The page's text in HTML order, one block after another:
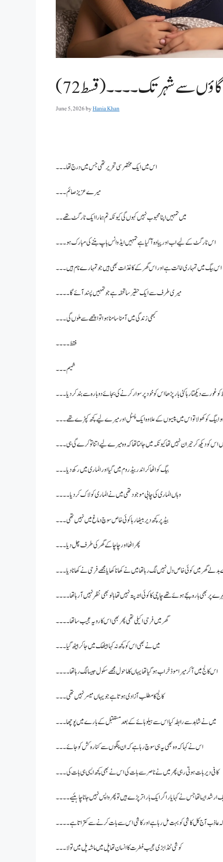
سے شہر تک ۔۔۔۔(قسط 72)
June 5, 2026byHania Khan
اس میں ایک مختصر سی تحریر تھی جس میں درج تھا۔۔۔
میرے عزیز صائم۔۔۔
میں تمہیں اپنا محبوب نہیں کہوں گی کیونکہ تم ہمارا ایک ٹارگٹ تھے۔۔
اس ٹارگٹ کے لیے اب اور پیادہ آ گیا ہے تمہیں ایڈوانس باپ بننے کی مبارک ہو ۔۔۔
اس بیگ میں تمہاری امانت ہے اور اس گھر کے کاغذات بھی ہیں جو تمہارے نام ہیں۔۔۔
میری طرف سے ایک حقیر سا تحفہ ہے جو تمہیں پسند آئے گا۔۔۔۔
کبھی زندگی میں آمنا سامنا ہوا تو اچھے سے ملوں گی۔۔۔
فقط۔۔۔۔
شمیم۔۔۔
غور سے دیکھتا رہا کئی بار پڑھا اس کو خود پر سوار کرنے کی بجائے دوبارہ سے بند کر دیا۔۔۔
بیگ کو کھولا تو اس میں پیسوں کے علاوہ ایک پسٹل اور میرے لیے کچھ کپڑے تھے۔۔۔
اس کو دیکھ کر حیران نہیں تھا کیونکہ میں جانتا تھا کہ وہ میرے لیے اتنا تو کرے گی ہی۔۔۔
بیگ کو اٹھا کر اندر بیڈ روم میں گیا اور الماری میں رکھ دیا ۔۔۔
وہاں الماری کی چابی موجود تھی میں نے الماری کو لاک کر دیا۔۔۔۔
بیڈ پر کچھ دیر بیٹھا رہا کوئی خاص سوچ دماغ میں نہیں تھی۔۔۔
پھر اٹھا اور چاچا کے گھر کی طرف چل دیا۔۔۔
گھر میں کوئی خاص دل نہیں لگ رہا تھا میں نے کھانا کھایا مجھے فرحی نے کھانا دیا۔۔۔
بھی بارہ بجے ہوئے تھے چاچی کا کوئی اتہ پتہ نہیں تھا بالو بھی نظر نہیں آ رہا تھا ۔۔۔۔
گھر میں فرحی اکیلی تھی پھر بھی اس کا رویہ عجیب سا تھا ۔۔۔۔
میں نے بھی اس کو کچھ نہ کہا بیٹھک میں جا کر بیٹھ گیا۔۔۔
اس کالج میں آ کر میرا موڈ خراب ہو گیا تھا یہاں کا ماحول مجھے سکول جیسا لگ رہا تھا۔۔۔۔
کالج کا مطلب آزادی ہوتا ہے جو یہاں میسر نہیں تھی۔۔۔
میں نے شاہد سے رابطہ کیا اس سے ہیلو ہائے کے بعد مستقبل کے بارے میں پوچھا۔۔۔
اس نے کہا کہ وہ بھی یہ ہی سوچ رہا ہے کہ ان پنگوں سے کنارہ کش کو جائے۔۔۔
کافی دیر بات ہوتی رہی پھر میں نے ناصر سے بات کی اس نے بھی کچھ ایسی ہی بات کی ۔۔۔
ارشد ایسا تھا جس نے کہا یار اگر ایک بار اتر پڑے ہیں تو پھر واپس نہیں جانا چاہئیے۔۔۔۔
کہ عاذب آج کل کاشی کو بہت مل رہا ہے اور کاشی اس سے بات کرنے سے کتراتا ہے۔۔۔۔
کوشی ٹنڈا بڑی عجیب فطرت کا انسان تھا پل میں ماشہ پل میں تولا ۔۔۔